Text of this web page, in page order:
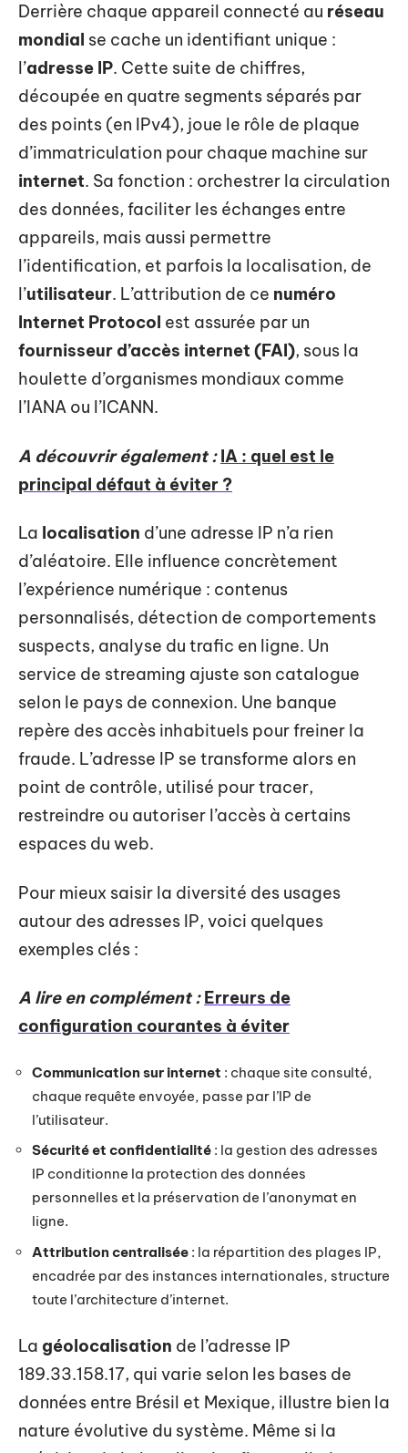
Derrière chaque appareil connecté au réseau
mondial se cache un identifiant unique :
l’adresse IP. Cette suite de chiffres,
découpée en quatre segments séparés par
des points (en IPv4), joue le rôle de plaque
d’immatriculation pour chaque machine sur
internet. Sa fonction : orchestrer la circulation
des données, faciliter les échanges entre
appareils, mais aussi permettre
l’identification, et parfois la localisation, de
l’utilisateur. L’attribution de ce numéro
Internet Protocol est assurée par un
fournisseur d’accès internet (FAI), sous la
houlette d’organismes mondiaux comme
l’IANA ou l’ICANN.
A découvrir également : IA : quel est le
principal défaut à éviter ?
La localisation d’une adresse IP n’a rien
d’aléatoire. Elle influence concrètement
l’expérience numérique : contenus
personnalisés, détection de comportements
suspects, analyse du trafic en ligne. Un
service de streaming ajuste son catalogue
selon le pays de connexion. Une banque
repère des accès inhabituels pour freiner la
fraude. L’adresse IP se transforme alors en
point de contrôle, utilisé pour tracer,
restreindre ou autoriser l’accès à certains
espaces du web.
Pour mieux saisir la diversité des usages
autour des adresses IP, voici quelques
exemples clés :
A lire en complément : Erreurs de
configuration courantes à éviter
Communication sur internet : chaque site consulté,
chaque requête envoyée, passe par l’IP de
l’utilisateur.
Sécurité et confidentialité : la gestion des adresses
IP conditionne la protection des données
personnelles et la préservation de l’anonymat en
ligne.
Attribution centralisée : la répartition des plages IP,
encadrée par des instances internationales, structure
toute l’architecture d’internet.
La géolocalisation de l’adresse IP
189.33.158.17, qui varie selon les bases de
données entre Brésil et Mexique, illustre bien la
nature évolutive du système. Même si la